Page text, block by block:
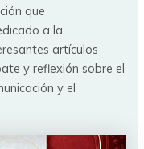
que
a la
artículos
y reflexión sobre el
y el